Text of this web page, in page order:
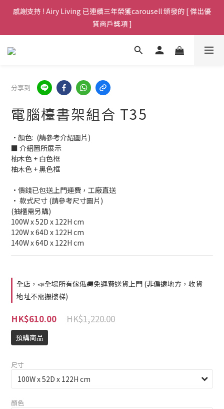
Welcome，全場傢俱免運費包送貨至港九新界，歡迎查詢 (包送上
門於非偏遠地區，不用搬樓梯)
感謝支持 ! Airy Living 已連續三年榮獲carousell 頒發的 [ 傑出優
質商戶獎項 ]
Welcome，全場傢俱免運費包送貨至港九新界，歡迎查詢 (包送上
分享到
電腦檯書架組合 T35
•顏色:  (請參考介紹圖片)
■ 介紹圖所展示
柚木色 + 白色框
柚木色 + 黑色框
•價錢已包送上門運費，工廠直送
• 款式尺寸 (請參考尺寸圖片)
(抽櫃需另購)
100W x 52D x 122H cm
120W x 64D x 122H cm
140W x 64D x 122H cm
全店，📣全場所有傢俬🚚免運費送貨上門 (非偏遠地方，收貨
地址不需搬樓梯)
HK$1,220.00
HK$610.00
預購商品
尺寸
顏色